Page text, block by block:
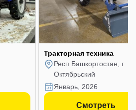
Тракторная техника
Респ Башкортостан, г
Октябрьский
январь, 2026
Смотреть